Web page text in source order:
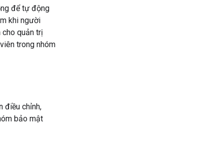
để tự động
khi người
cho quản trị
trong nhóm
điều chỉnh,
bảo mật